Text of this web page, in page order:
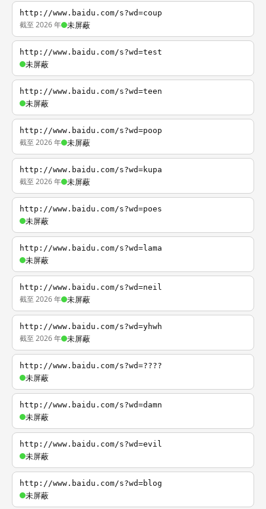
http://www.baidu.com/s?wd=coup
截至 2026 年 未屏蔽
http://www.baidu.com/s?wd=test
未屏蔽
http://www.baidu.com/s?wd=teen
未屏蔽
http://www.baidu.com/s?wd=poop
截至 2026 年 未屏蔽
http://www.baidu.com/s?wd=kupa
截至 2026 年 未屏蔽
http://www.baidu.com/s?wd=poes
未屏蔽
http://www.baidu.com/s?wd=lama
未屏蔽
http://www.baidu.com/s?wd=neil
截至 2026 年 未屏蔽
http://www.baidu.com/s?wd=yhwh
截至 2026 年 未屏蔽
http://www.baidu.com/s?wd=????
未屏蔽
http://www.baidu.com/s?wd=damn
未屏蔽
http://www.baidu.com/s?wd=evil
未屏蔽
http://www.baidu.com/s?wd=blog
未屏蔽